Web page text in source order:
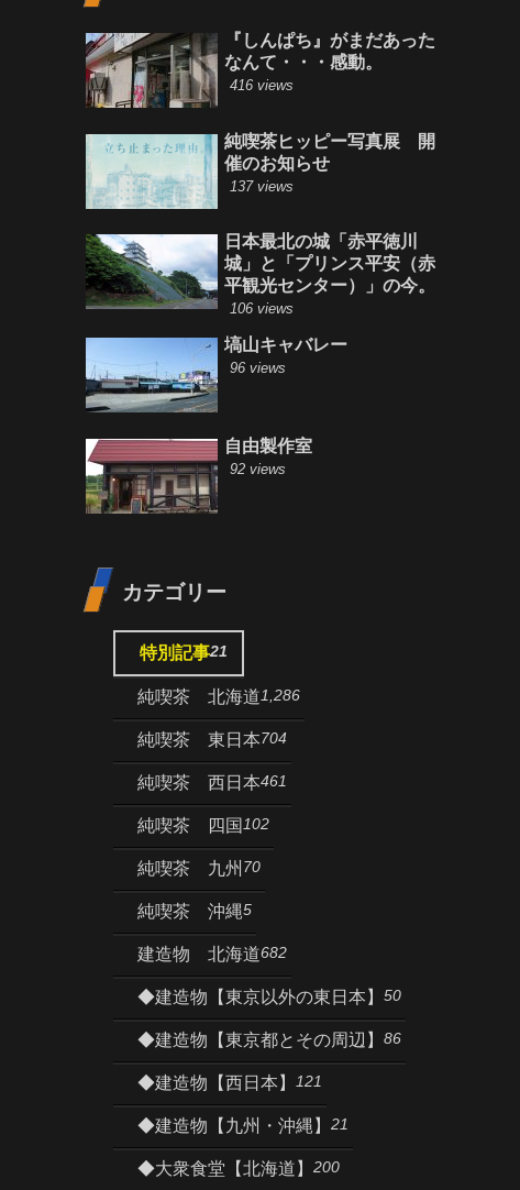
『しんぱち』がまだあった
なんて・・・感動。
416 views
純喫茶ヒッピー写真展 開
催のお知らせ
137 views
日本最北の城「赤平徳川
城」と「プリンス平安（赤
平観光センター）」の今。
106 views
塙山キャバレー
96 views
自由製作室
92 views
カテゴリー
特別記事21
純喫茶 北海道1,286
純喫茶 東日本704
純喫茶 西日本461
純喫茶 四国 102
純喫茶 九州 70
純喫茶 沖縄5
建造物 北海道682
◆建造物【東京以外の東日本】 50
◆建造物【東京都とその周辺】 86
◆建造物【西日本】 121
◆建造物【九州・沖縄】 21
◆大衆食堂【北海道】 200